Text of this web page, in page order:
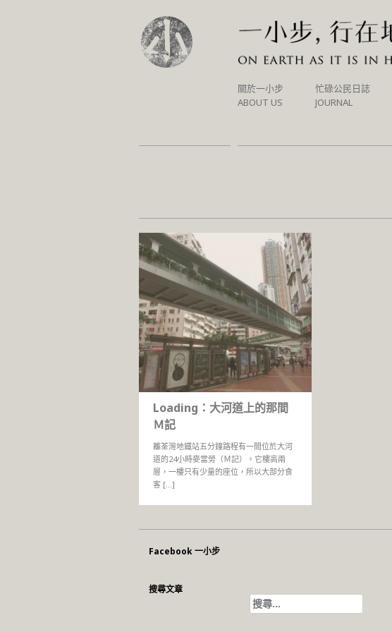
SKIP
TO
關於一小步
ABOUT US
忙碌公民日誌
JOURNAL
Loading：大河道上的那間
Ｍ記
離荃灣地鐵站五分鐘路程有一間位於大河
道的24小時麥當勞（Ｍ記）。它樓高兩
層，一樓只有少量的座位，所以大部分食
客 […]
Facebook 一小步
搜尋文章
搜
尋